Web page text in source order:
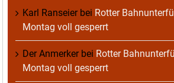
Karl Ranseierbei Rotter
Montag voll gesperrt
Der Anmerkerbei Rotter
Montag voll gesperrt